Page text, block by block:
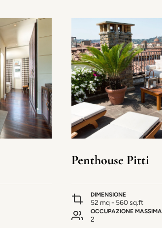
Penthouse Pitti
DIMENSIONE
52 mq - 560 sq.ft
OCCUPAZIONE MASSIMA
2